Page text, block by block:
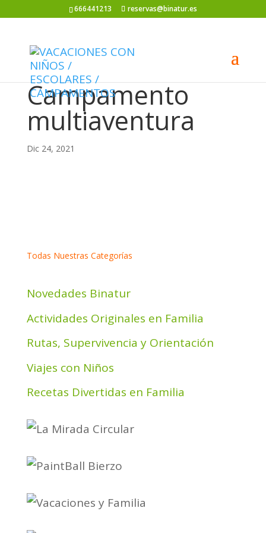
666441213 reservas@binatur.es
Campamento
multiaventura
Dic 24, 2021
Todas Nuestras Categorías
Novedades Binatur
Actividades Originales en Familia
Rutas, Supervivencia y Orientación
Viajes con Niños
Recetas Divertidas en Familia